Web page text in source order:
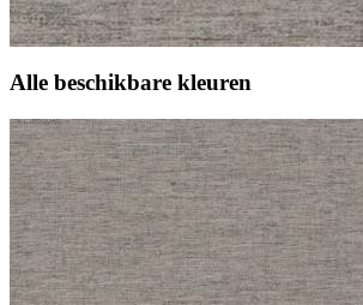
Alle beschikbare kleuren